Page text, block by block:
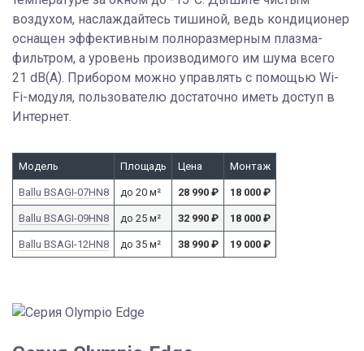
воздухом, наслаждайтесь тишиной, ведь кондиционер
оснащен эффективным полноразмерным плазма-
фильтром, а уровень производимого им шума всего
21 dB(A). Прибором можно управлять с помощью Wi-
Fi-модуля, пользователю достаточно иметь доступ в
Интернет.
Модель Площадь Цена Монтаж
Ballu BSAGI-07HN8 до 20 м² 28 990 ₽ 18 000 ₽
Ballu BSAGI-09HN8 до 25 м² 32 990 ₽ 18 000 ₽
Ballu BSAGI-12HN8 до 35 м² 38 990 ₽ 19 000 ₽